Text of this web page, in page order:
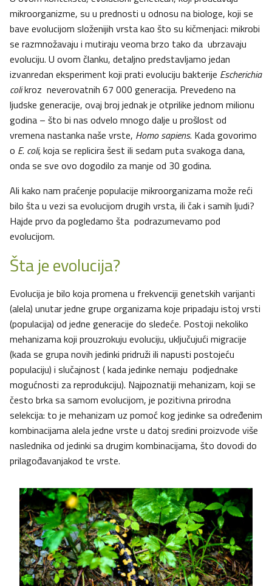
mikroorganizme, su u prednosti u odnosu na biologe, koji se
bave evolucijom složenijih vrsta kao što su kičmenjaci: mikrobi
se razmnožavaju i mutiraju veoma brzo tako da ubrzavaju
evoluciju. U ovom članku, detaljno predstavljamo jedan
izvanredan eksperiment koji prati evoluciju bakterije Escherichia
colikroz neverovatnih 67 000 generacija. Prevedeno na
ljudske generacije, ovaj broj jednak je otprilike jednom milionu
godina – što bi nas odvelo mnogo dalje u prošlost od
vremena nastanka naše vrste, Homo sapiens. Kada govorimo
o E. coli,koja se replicira šest ili sedam puta svakoga dana,
onda se sve ovo dogodilo za manje od 30 godina.
Ali kako nam praćenje populacije mikroorganizama može reći
bilo šta u vezi sa evolucijom drugih vrsta, ili čak i samih ljudi?
Hajde prvo da pogledamo šta podrazumevamo pod
evolucijom.
Šta je evolucija?
Evolucija je bilo koja promena u frekvenciji genetskih varijanti
(alela) unutar jedne grupe organizama koje pripadaju istoj vrsti
(populacija) od jedne generacije do sledeće. Postoji nekoliko
mehanizama koji prouzrokuju evoluciju, uključujući migracije
(kada se grupa novih jedinki pridruži ili napusti postojeću
populaciju) i slučajnost ( kada jedinke nemaju podjednake
mogućnosti za reprodukciju). Najpoznatiji mehanizam, koji se
često brka sa samom evolucijom, je pozitivna prirodna
selekcija: to je mehanizam uz pomoć kog jedinke sa određenim
kombinacijama alela jedne vrste u datoj sredini proizvode više
naslednika od jedinki sa drugim kombinacijama, što dovodi do
prilagođavanjakod te vrste.